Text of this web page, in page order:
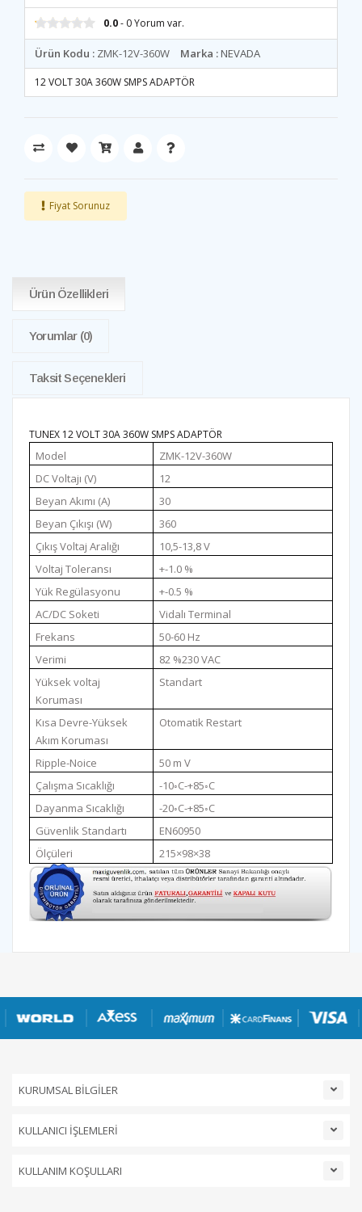
0.0- 0 Yorum var.
Ürün Kodu : ZMK-12V-360W Marka :NEVADA
12 VOLT 30A 360W SMPS ADAPTÖR
Fiyat Sorunuz
Ürün Özellikleri
Yorumlar (0)
Taksit Seçenekleri
TUNEX 12 VOLT 30A 360W SMPS ADAPTÖR
Model
ZMK-12V-360W
DC Voltajı (V)
12
Beyan Akımı (A)
30
Beyan Çıkışı (W)
360
Çıkış Voltaj Aralığı
10,5-13,8 V
Voltaj Toleransı
+-1.0 %
Yük Regülasyonu
+-0.5 %
AC/DC Soketi
Vidalı Terminal
Frekans
50-60 Hz
Verimi
82 %230 VAC
Yüksek voltaj
Koruması
Standart
Kısa Devre-Yüksek
Akım Koruması
Otomatik Restart
Ripple-Noice
50 m V
Çalışma Sıcaklığı
-10◦C-+85◦C
Dayanma Sıcaklığı
-20◦C-+85◦C
Güvenlik Standartı
EN60950
Ölçüleri
215×98×38
KURUMSAL BİLGİLER
KULLANICI İŞLEMLERİ
KULLANIM KOŞULLARI